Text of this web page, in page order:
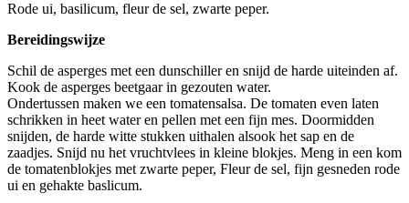
Rode ui, basilicum, fleur de sel, zwarte peper.
Bereidingswijze
Schil de asperges met een dunschiller en snijd de harde uiteinden af.
Kook de asperges beetgaar in gezouten water.
Ondertussen maken we een tomatensalsa. De tomaten even laten
schrikken in heet water en pellen met een fijn mes. Doormidden
snijden, de harde witte stukken uithalen alsook het sap en de
zaadjes. Snijd nu het vruchtvlees in kleine blokjes. Meng in een kom
de tomatenblokjes met zwarte peper, Fleur de sel, fijn gesneden rode
ui en gehakte baslicum.